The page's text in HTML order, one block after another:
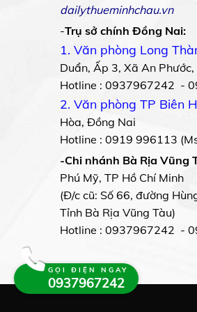
dailythueminhchau.vn
-Trụ sở chính Đồng Nai:
1. Văn phòng Long
Duẩn, Ấp 3, Xã An
Hotline : 0937967242 -
2. Văn phòng TP Biên
Hòa, Đồng Nai
Hotline : 0919 996113
-Chi nhánh Bà Rịa Vũng
Phú Mỹ, TP Hồ Chí Minh
(Đ/c cũ: Số 66, đường
Tỉnh Bà Rịa Vũng Tàu)
Hotline : 0937967242 -
GỌI ĐIỆN NGAY
0937967242